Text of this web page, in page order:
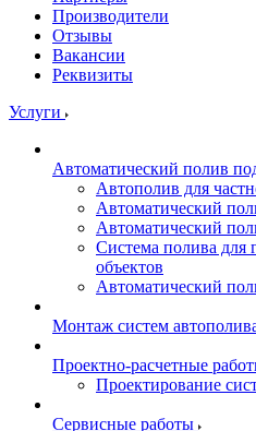
Производители
Отзывы
Вакансии
Реквизиты
Услуги
Автоматический полив
Автополив для
Автоматический
Автоматический
Система полива для
объектов
Автоматический
Монтаж систем
Проектно-расчетные
Проектирование
Сервисные работы